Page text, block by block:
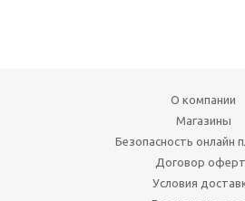
О компании
Магазины
Безопасность онлайн
Договор
Условия